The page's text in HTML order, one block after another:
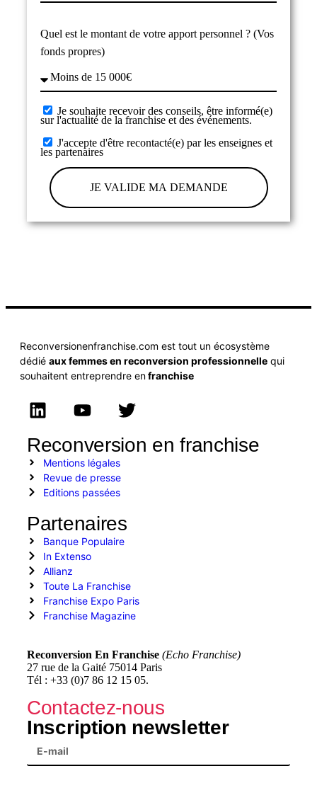
Quel est le montant de votre apport personnel ? (Vos
fonds propres)
Je souhaite recevoir des conseils, être informé(e)
sur l'actualité de la franchise et des événements.
J'accepte d'être recontacté(e) par les enseignes et
les partenaires
JE VALIDE MA DEMANDE
Reconversionenfranchise.com est tout un écosystème
dédié aux femmes en reconversion professionnelle qui
souhaitent entreprendre enfranchise
Reconversion en franchise
Mentions légales
Revue de presse
Editions passées
Partenaires
Banque Populaire
In Extenso
Allianz
Toute La Franchise
Franchise Expo Paris
Franchise Magazine
Reconversion En Franchise (Echo Franchise)
27 rue de la Gaité 75014 Paris
Tél : +33 (0)7 86 12 15 05.
Contactez-nous
Inscription newsletter